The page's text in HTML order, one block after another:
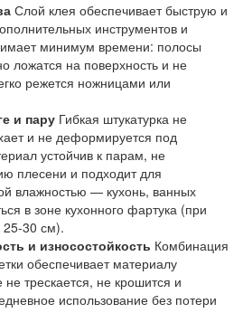
Слой клея обеспечивает быструю и
инструментов и
минимум времени: полосы
ложатся на поверхность и не
режется ножницами или
и пару Гибкая штукатурка не
и не деформируется под
устойчив к парам, не
плесени и подходит для
влажностью — кухонь, ванных
в зоне кухонного фартука (при
25-30 см).
и износостойкость Комбинация
обеспечивает материалу
трескается, не крошится и
использование без потери